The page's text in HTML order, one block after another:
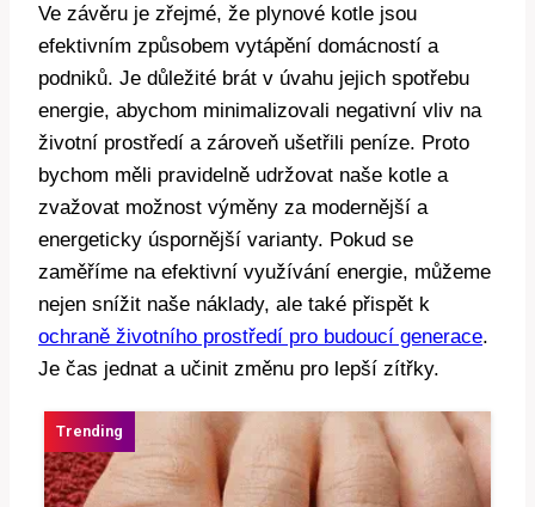
Ve závěru je zřejmé, že plynové kotle jsou
efektivním způsobem vytápění domácností a
podniků. Je důležité brát v úvahu jejich spotřebu
energie, abychom minimalizovali negativní vliv na
životní prostředí a zároveň ušetřili peníze. Proto
bychom měli pravidelně udržovat naše kotle a
zvažovat možnost výměny za modernější a
energeticky úspornější varianty. Pokud se
zaměříme na efektivní využívání energie, můžeme
nejen snížit naše náklady, ale také přispět k
ochraně životního prostředí pro budoucí generace.
Je čas jednat a učinit změnu pro lepší zítřky.